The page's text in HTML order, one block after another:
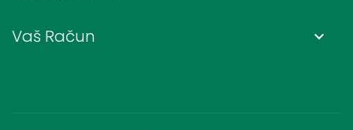
Vaš Račun keyboard_arrow_down